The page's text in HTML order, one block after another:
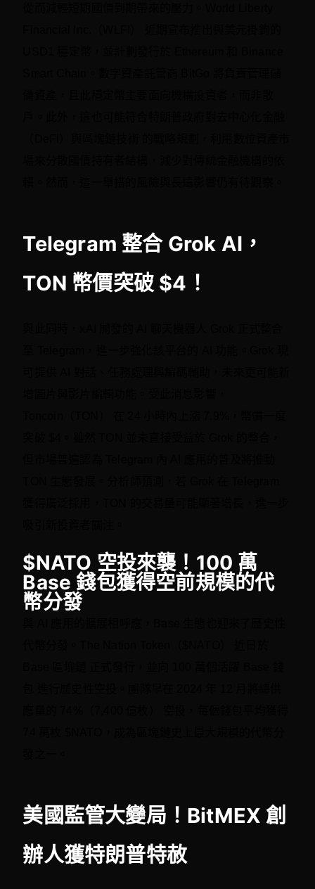
Telegram 整合 Grok AI，
TON 幣價突破 $4！
​$NATO 空投來襲！100 萬
Base 錢包獲得空前規模的代
幣分發
美國監管大變局！BitMEX 創
辦人獲特朗普特赦